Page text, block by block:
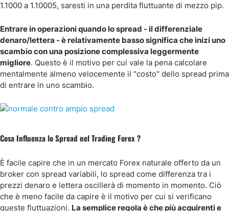
1.1000 a 1.10005, saresti in una perdita fluttuante di mezzo pip.
Entrare in operazioni quando lo spread - il differenziale
denaro/lettera - è relativamente basso significa che inizi uno
scambio con una posizione complessiva leggermente
migliore. Questo è il motivo per cui vale la pena calcolare
mentalmente almeno velocemente il "costo" dello spread prima
di entrare in uno scambio.
Cosa Influenza lo Spread nel Trading Forex ?
È facile capire che in un mercato Forex naturale offerto da un
broker con spread variabili, lo spread come differenza tra i
prezzi denaro e lettera oscillerà di momento in momento. Ciò
che è meno facile da capire è il motivo per cui si verificano
queste fluttuazioni. La semplice regola è che più acquirenti e